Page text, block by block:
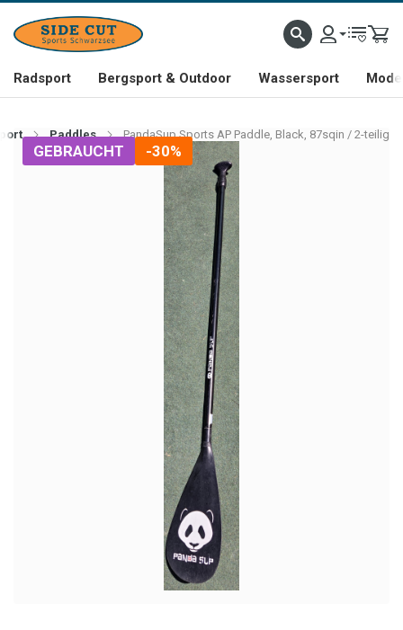
Radsport Bergsport & Outdoor Wassersport
Paddles PandaSup Sports AP Paddle, Black, 87sqin / 2-teilig
GEBRAUCHT -30%